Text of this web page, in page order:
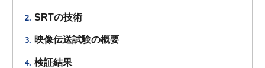
SRTの技術
映像伝送試験の概要
検証結果